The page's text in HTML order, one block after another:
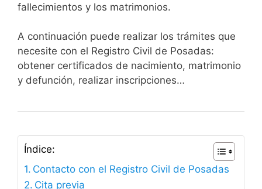
fallecimientos y los matrimonios.
A continuación puede realizar los trámites que
necesite con el Registro Civil de Posadas:
obtener certificados de nacimiento, matrimonio
y defunción, realizar inscripciones…
Índice:
Contacto con el Registro Civil de Posadas
Cita previa